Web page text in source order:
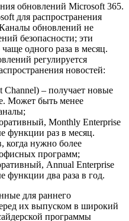
обновлений Microsoft 365.
для распространения
обновлений не
безопасности; эти
одного раза в месяц.
регулируется
новостей:
– получает новые
Может быть менее
Monthly Enterprise
функции раз в месяц.
когда нужно более
программ;
Annual Enterprise
функции два раза в год.
для раннего
их выпуском в широкий
программы